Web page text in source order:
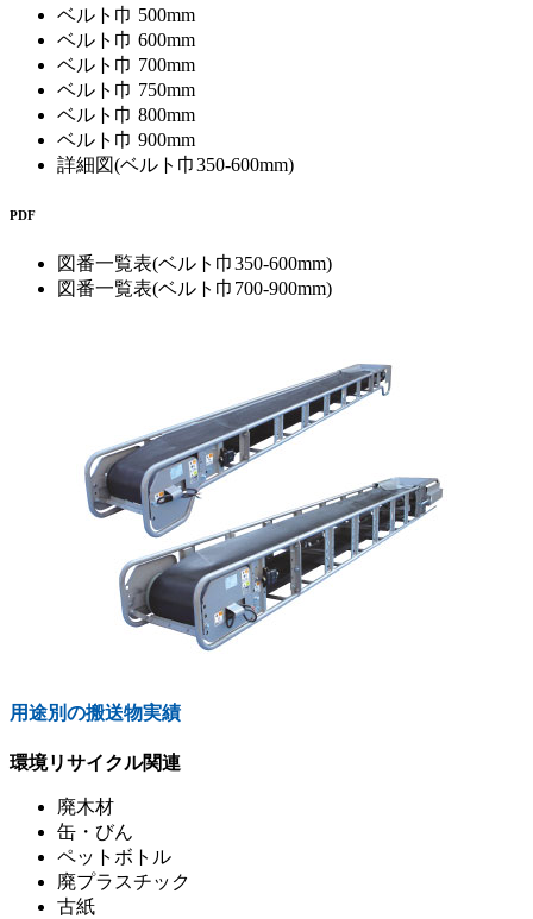
ベルト巾 500mm
ベルト巾 600mm
ベルト巾 700mm
ベルト巾 750mm
ベルト巾 800mm
ベルト巾 900mm
詳細図(ベルト巾350-600mm)
PDF
図番一覧表(ベルト巾350-600mm)
図番一覧表(ベルト巾700-900mm)
用途別の搬送物実績
環境リサイクル関連
廃木材
缶・びん
ペットボトル
廃プラスチック
古紙